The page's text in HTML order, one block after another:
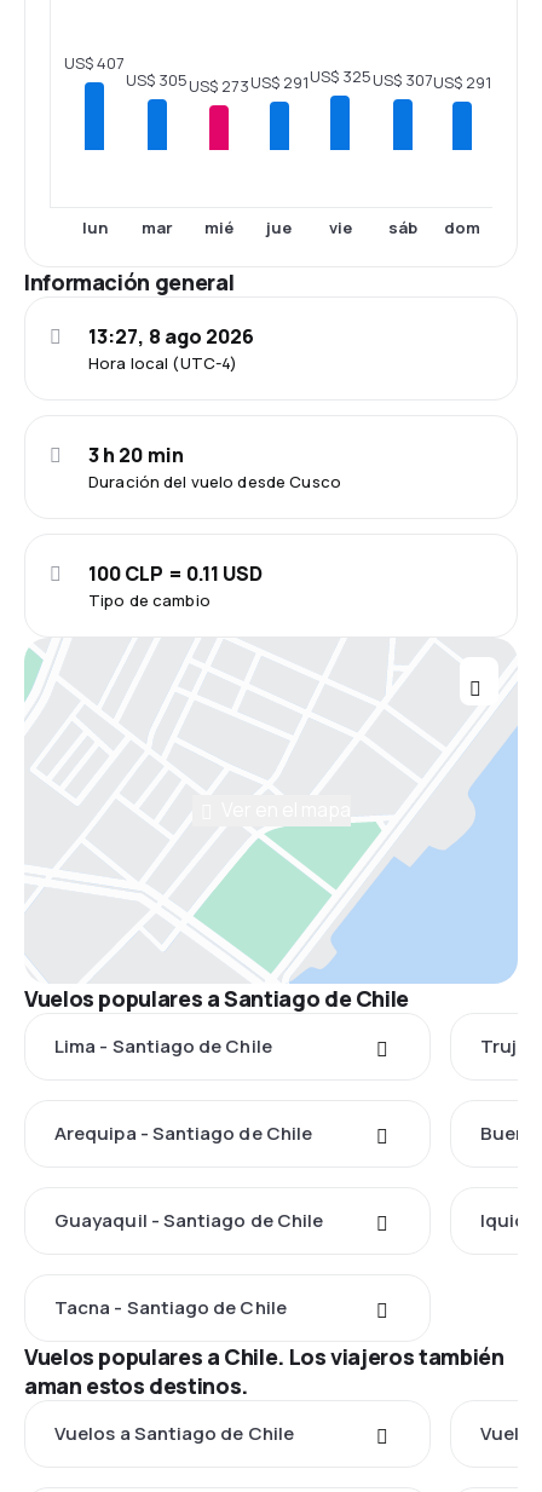
US$ 407
lun
US$ 305
mar
US$ 273
mié
US$ 291
jue
US$ 325
vie
US$ 307
sáb
US$ 291
dom
Información general
Hora local (UTC-4)
13:27, 8 ago 2026
Duración del vuelo desde Cusco
3 h 20 min
Tipo de cambio
100 CLP = 0.11 USD
Vuelos populares a Santiago de Chile
Lima - Santiago de Chile
Arequipa - Santiago de Chile
Guayaquil - Santiago de Chile
Tacna - Santiago de Chile
Vuelos populares a Chile. Los viajeros también
aman estos destinos.
Vuelos a Santiago de Chile